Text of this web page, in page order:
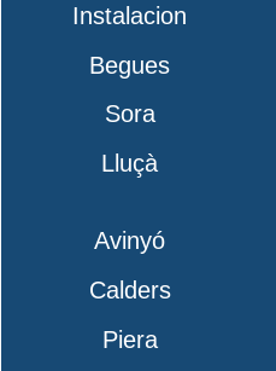
Instalacion
Begues
Sora
Lluçà
Avinyó
Calders
Piera